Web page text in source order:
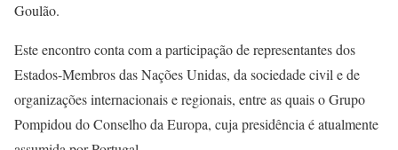
Goulão.
Este encontro conta com a participação de representantes dos
Estados-Membros das Nações Unidas, da sociedade civil e de
organizações internacionais e regionais, entre as quais o Grupo
Pompidou do Conselho da Europa, cuja presidência é atualmente